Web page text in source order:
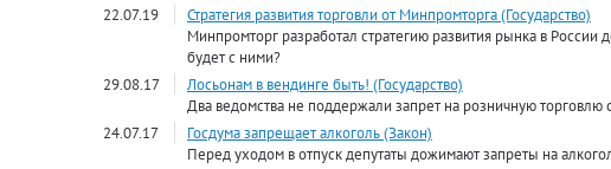
22.07.19
Стратегия развития торговли от Минпромторга (Государство)
Минпромторг разработал стратегию развития рынка в России
будет с ними?
29.08.17
Лосьонам в вендинге быть! (Государство)
Два ведомства не поддержали запрет на розничную торговлю
24.07.17
Госдума запрещает алкоголь (Закон)
Перед уходом в отпуск депутаты дожимают запреты на